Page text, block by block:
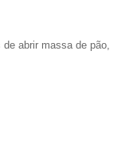
abrir massa de pão,